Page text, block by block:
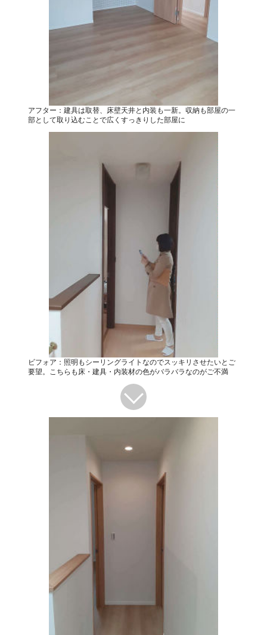
アフター：建具は取替、床壁天井と内装も一新。収納も部屋の一
部として取り込むことで広くすっきりした部屋に
ビフォア：照明もシーリングライトなのでスッキリさせたいとご
要望。こちらも床・建具・内装材の色がバラバラなのがご不満